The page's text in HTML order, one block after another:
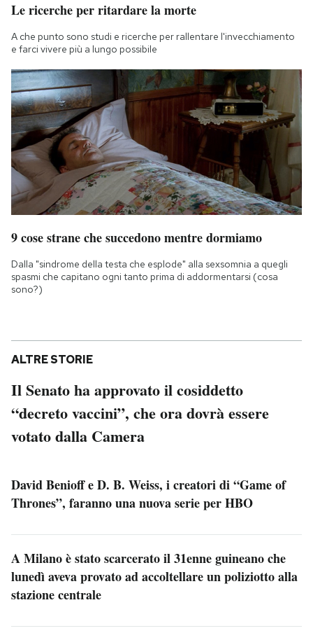
Le ricerche per ritardare la morte
A che punto sono studi e ricerche per rallentare l'invecchiamento
e farci vivere più a lungo possibile
9 cose strane che succedono mentre dormiamo
Dalla "sindrome della testa che esplode" alla sexsomnia a quegli
spasmi che capitano ogni tanto prima di addormentarsi (cosa
sono?)
ALTRE STORIE
Il Senato ha approvato il cosiddetto
“decreto vaccini”, che ora dovrà essere
votato dalla Camera
David Benioff e D. B. Weiss, i creatori di “Game of
Thrones”, faranno una nuova serie per HBO
A Milano è stato scarcerato il 31enne guineano che
lunedì aveva provato ad accoltellare un poliziotto alla
stazione centrale